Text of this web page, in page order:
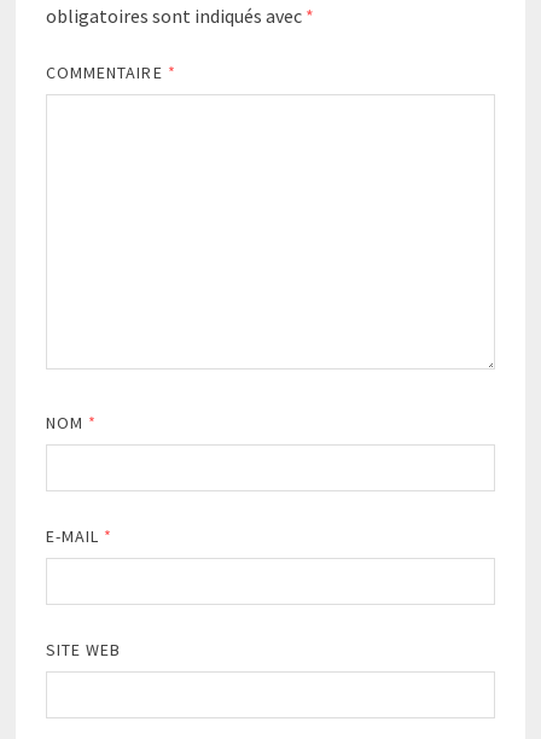
obligatoires sont indiqués avec *
COMMENTAIRE *
NOM *
E-MAIL *
SITE WEB